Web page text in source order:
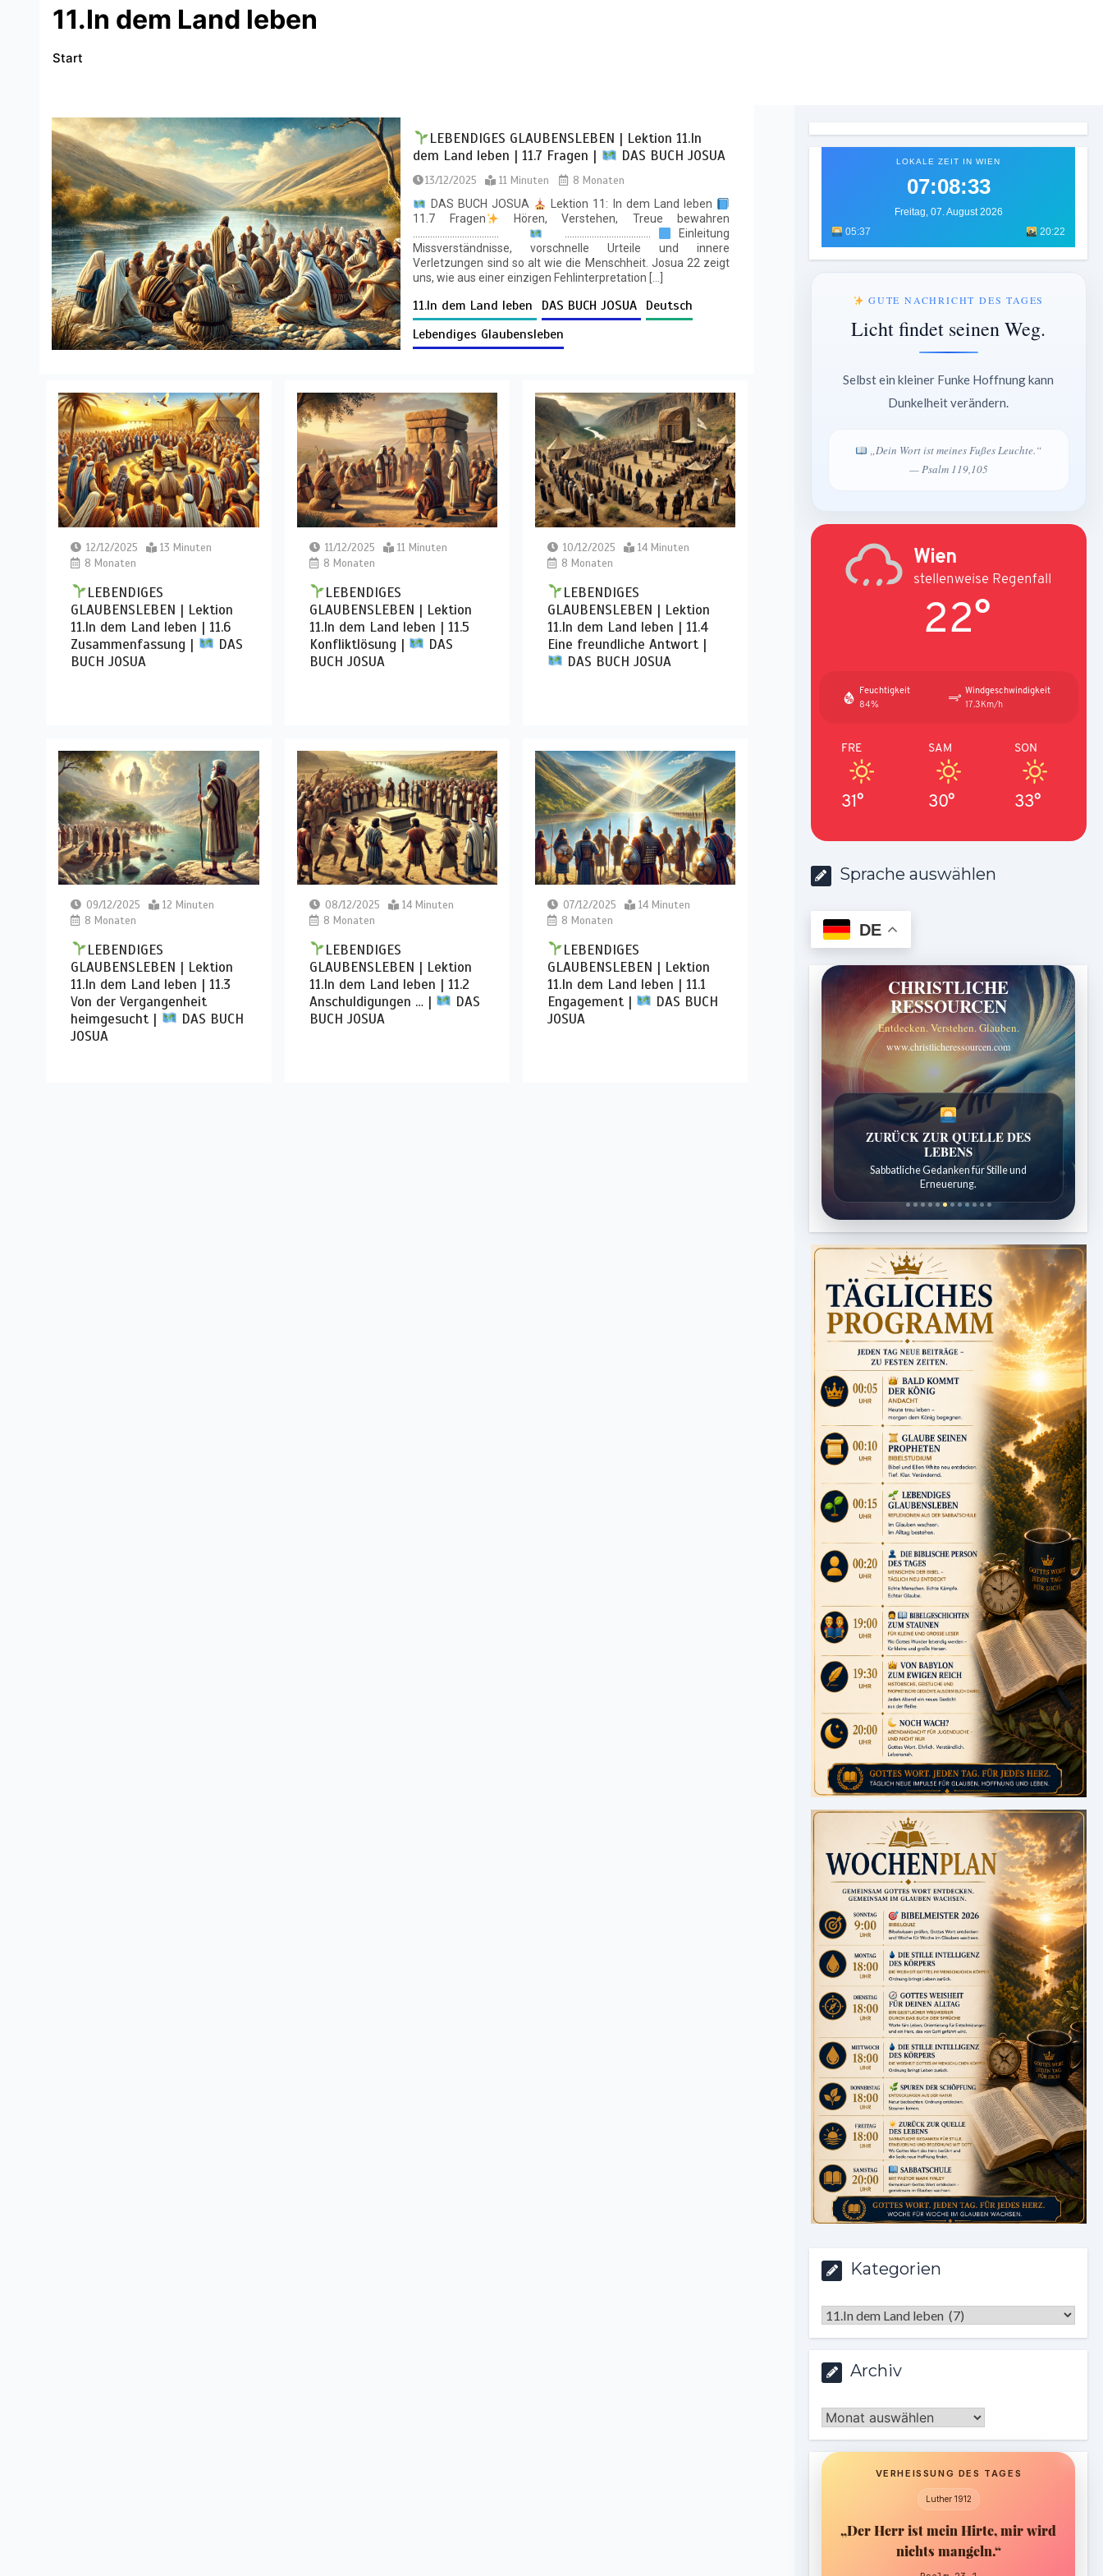
11.In dem Land leben
Start
LEBENDIGES GLAUBENSLEBEN | Lektion 11.In
dem Land leben | 11.7 Fragen |
DAS BUCH JOSUA
13/12/2025 11 Minuten
8 Monaten
DAS BUCH JOSUA
Lektion 11: In dem Land leben
11.7 Fragen
Hören, Verstehen, Treue bewahren
……………………………..
……………………………..
Einleitung
Missverständnisse, vorschnelle Urteile und innere
Verletzungen sind so alt wie die Menschheit. Josua 22 zeigt
uns, wie aus einer einzigen Fehlinterpretation […]
11.In dem Land leben DAS BUCH JOSUA Deutsch
Lebendiges Glaubensleben
12/12/2025
13 Minuten
8 Monaten
LEBENDIGES
GLAUBENSLEBEN | Lektion
11.In dem Land leben | 11.6
Zusammenfassung |
DAS
BUCH JOSUA
11/12/2025
11 Minuten
8 Monaten
LEBENDIGES
GLAUBENSLEBEN | Lektion
11.In dem Land leben | 11.5
Konfliktlösung |
DAS
BUCH JOSUA
10/12/2025
14 Minuten
8 Monaten
LEBENDIGES
GLAUBENSLEBEN | Lektion
11.In dem Land leben | 11.4
Eine freundliche Antwort |
DAS BUCH JOSUA
09/12/2025
12 Minuten
8 Monaten
LEBENDIGES
GLAUBENSLEBEN | Lektion
11.In dem Land leben | 11.3
Von der Vergangenheit
heimgesucht |
DAS BUCH
JOSUA
08/12/2025
14 Minuten
8 Monaten
LEBENDIGES
GLAUBENSLEBEN | Lektion
11.In dem Land leben | 11.2
Anschuldigungen … |
DAS
BUCH JOSUA
07/12/2025
14 Minuten
8 Monaten
LEBENDIGES
GLAUBENSLEBEN | Lektion
11.In dem Land leben | 11.1
Engagement |
DAS BUCH
JOSUA
LOKALE ZEIT IN WIEN
07:08:34
Freitag, 07. August 2026
05:37
20:22
GUTE NACHRICHT DES TAGES
Licht findet seinen Weg.
Selbst ein kleiner Funke Hoffnung kann
Dunkelheit verändern.
„Dein Wort ist meines Fußes Leuchte.“
— Psalm 119,105
Wien
stellenweise Regenfall
22°
Feuchtigkeit
84%
Windgeschwindigkeit
17.3Km/h
FRE
31°
SAM
30°
SON
33°
Sprache auswählen
DE
CHRISTLICHE
RESSOURCEN
Entdecken. Verstehen. Glauben.
www.christlicheressourcen.com
SPUREN DER SCHÖPFUNG
Entdeckungen aus der Natur.
Kategorien
Kategorien
Archiv
Archiv
VERHEISSUNG DES TAGES
Luther 1912
„Der Herr ist mein Hirte, mir wird
nichts mangeln.“